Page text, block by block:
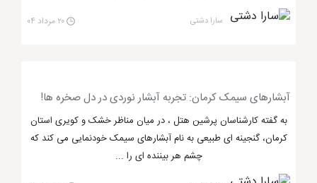
یزد نیزاز مراکز تفریحی و گردشگری ایران
عقب نمانده
برای تفریح و بازدید در ایران انتخاب می کنند. از مراکز
تفریحی این شهر می توان به شهربازی شادی، باشگاه جنگ
ستارگان، پینت بال تکاور و... اشاره کرد. اگر بخواهیم چند
نمومه از مراکز گردشگری در این شهر را معرفی کنیم می
سارا دشتی ۲۰ مرداد ۰۴
آبشارهای سیمک کرمان: تجربه آبشار نوردی در دل صخره ها!
به گفته کارشناسان پرشین هتل ، در میان مناظر خشک و کویری استان
کرمان، گنجینه ای طبیعی به نام آبشارهای سیمک خودنمایی می کند که
چشم هر بیننده ای را ...